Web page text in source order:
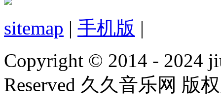
sitemap | 手机版 |
Copyright © 2014 - 2024
Reserved 久久音乐网 版